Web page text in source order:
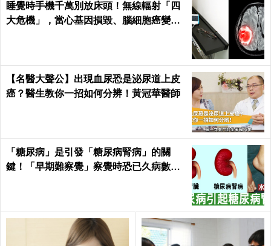
睡覺時手機千萬別放床頭！無線輻射「四
大危機」，當心基因損毀、腦細胞癌變！
【名醫大聲公】出現血尿恐是泌尿道上皮
癌？醫生教你一招如何分辨！黃冠華醫師
「糖尿病」是引發「糖尿病腎病」的關
鍵！「早期難察覺」察覺時恐已久病數